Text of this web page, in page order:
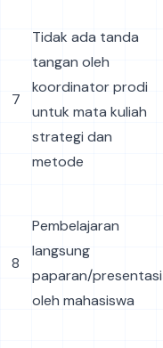
7
Tidak ada tanda
tangan oleh
koordinator prodi
untuk mata kuliah
strategi dan
metode
8
Pembelajaran
langsung
paparan/presentasi
oleh mahasiswa